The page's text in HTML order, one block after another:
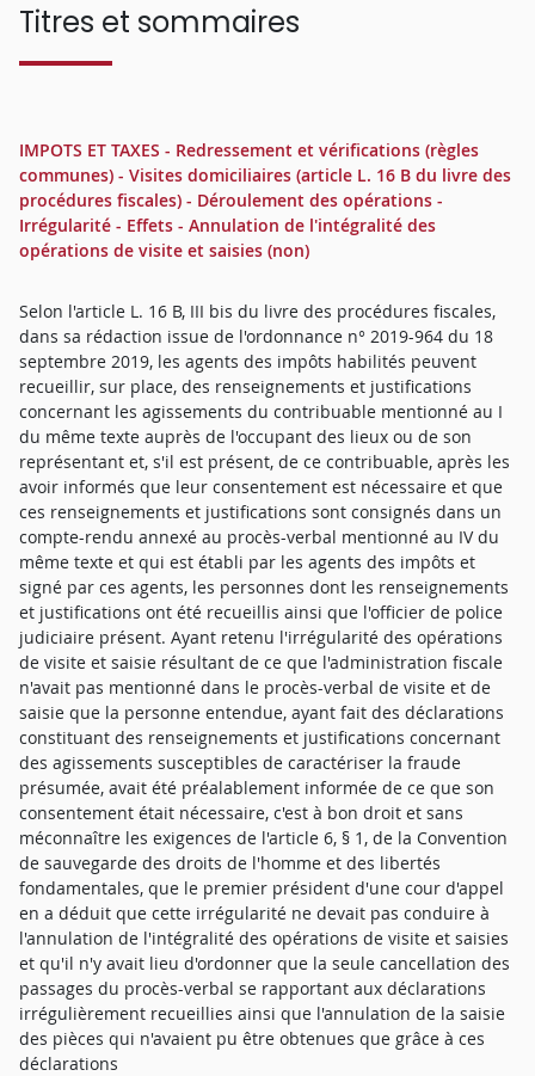
Titres et sommaires
IMPOTS ET TAXES - Redressement et vérifications (règles
communes) - Visites domiciliaires (article L. 16 B du livre des
procédures fiscales) - Déroulement des opérations -
Irrégularité - Effets - Annulation de l'intégralité des
opérations de visite et saisies (non)
Selon l'article L. 16 B, III bis du livre des procédures fiscales,
dans sa rédaction issue de l'ordonnance n° 2019-964 du 18
septembre 2019, les agents des impôts habilités peuvent
recueillir, sur place, des renseignements et justifications
concernant les agissements du contribuable mentionné au I
du même texte auprès de l'occupant des lieux ou de son
représentant et, s'il est présent, de ce contribuable, après les
avoir informés que leur consentement est nécessaire et que
ces renseignements et justifications sont consignés dans un
compte-rendu annexé au procès-verbal mentionné au IV du
même texte et qui est établi par les agents des impôts et
signé par ces agents, les personnes dont les renseignements
et justifications ont été recueillis ainsi que l'officier de police
judiciaire présent. Ayant retenu l'irrégularité des opérations
de visite et saisie résultant de ce que l'administration fiscale
n'avait pas mentionné dans le procès-verbal de visite et de
saisie que la personne entendue, ayant fait des déclarations
constituant des renseignements et justifications concernant
des agissements susceptibles de caractériser la fraude
présumée, avait été préalablement informée de ce que son
consentement était nécessaire, c'est à bon droit et sans
méconnaître les exigences de l'article 6, § 1, de la Convention
de sauvegarde des droits de l'homme et des libertés
fondamentales, que le premier président d'une cour d'appel
en a déduit que cette irrégularité ne devait pas conduire à
l'annulation de l'intégralité des opérations de visite et saisies
et qu'il n'y avait lieu d'ordonner que la seule cancellation des
passages du procès-verbal se rapportant aux déclarations
irrégulièrement recueillies ainsi que l'annulation de la saisie
des pièces qui n'avaient pu être obtenues que grâce à ces
déclarations